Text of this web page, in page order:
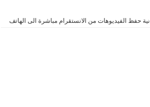
حفظ الفيديوهات من الانستقرام مباشرة الى الهاتف